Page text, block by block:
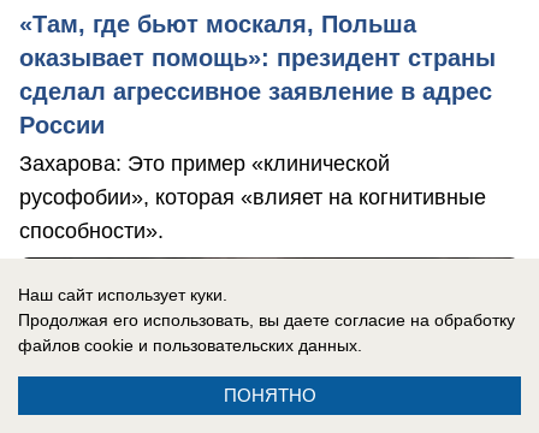
«Там, где бьют москаля, Польша
оказывает помощь»: президент страны
сделал агрессивное заявление в адрес
России
Захарова: Это пример «клинической
русофобии», которая «влияет на когнитивные
способности».
Наш сайт использует куки.
Продолжая его использовать, вы даете согласие на обработку
файлов cookie и пользовательских данных.
ПОНЯТНО